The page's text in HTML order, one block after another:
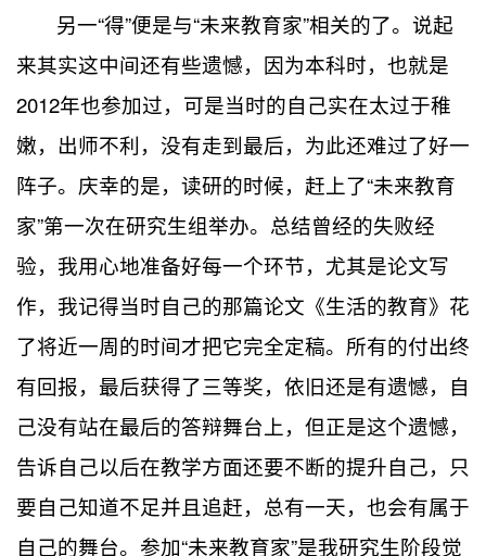
另一“得”便是与“未来教育家”相关的了。说起
来其实这中间还有些遗憾，因为本科时，也就是
2012年也参加过，可是当时的自己实在太过于稚
嫩，出师不利，没有走到最后，为此还难过了好一
阵子。庆幸的是，读研的时候，赶上了“未来教育
家”第一次在研究生组举办。总结曾经的失败经
验，我用心地准备好每一个环节，尤其是论文写
作，我记得当时自己的那篇论文《生活的教育》花
了将近一周的时间才把它完全定稿。所有的付出终
有回报，最后获得了三等奖，依旧还是有遗憾，自
己没有站在最后的答辩舞台上，但正是这个遗憾，
告诉自己以后在教学方面还要不断的提升自己，只
要自己知道不足并且追赶，总有一天，也会有属于
自己的舞台。参加“未来教育家”是我研究生阶段觉